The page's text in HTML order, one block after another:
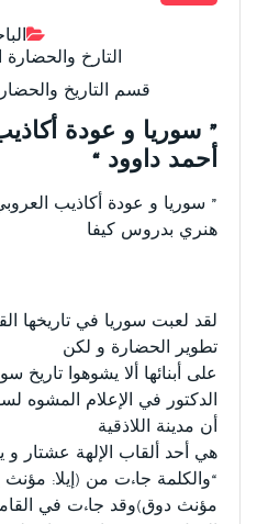
التارخ والحضارة
قسم التاريخ
” سوريا و عودة
أحمد داوود “
” سوريا و عودة أكاذيب
هنري بدروس كيفا
لقد لعبت سوريا في تاريخها
تطوير الحضارة و لكن
على أبنائها ألا يشوهوا تاريخ
الدكتور في الإعلام المشوه
أن مدينة اللاذقية
هي أحد ألقاب الإلهة عشتار و
“والكلمة جاءت من (إيلا: مؤنث
مؤنث دوق)وقد جاءت في